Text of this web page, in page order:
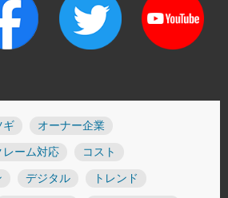
ギ オーナー企業
レーム対応 コスト
デジタル トレンド